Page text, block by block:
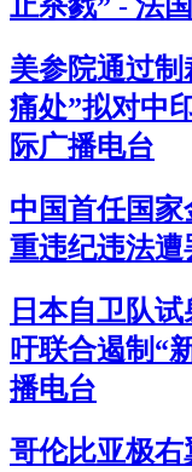
止杀戮” - 法
美参院通过
痛处”拟对中
际广播电台
中国首任国
重违纪违法遭
日本自卫队
吁联合遏制“
播电台
哥伦比亚极